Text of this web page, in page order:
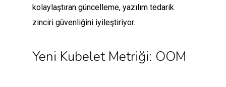
kolaylaştıran güncelleme, yazılım tedarik
zinciri güvenliğini iyileştiriyor.
Yeni Kubelet Metriği: OOM